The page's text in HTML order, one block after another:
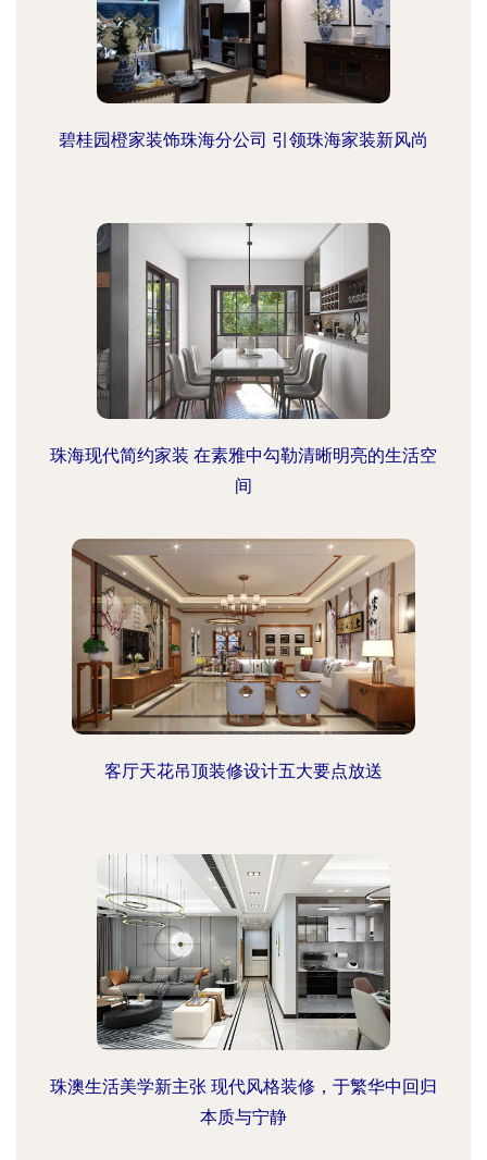
碧桂园橙家装饰珠海分公司 引领珠海家装新风尚
珠海现代简约家装 在素雅中勾勒清晰明亮的生活空
间
客厅天花吊顶装修设计五大要点放送
珠澳生活美学新主张 现代风格装修，于繁华中回归
本质与宁静